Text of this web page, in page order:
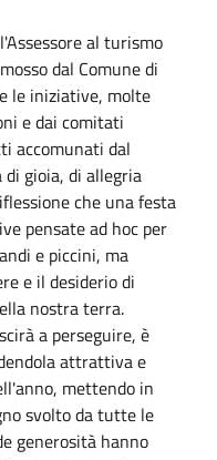
al turismo
dal Comune di
le iniziative, molte
e dai comitati
accomunati dal
gioia, di allegria
che una festa
pensate ad hoc per
e piccini, ma
e il desiderio di
nostra terra.
a perseguire, è
attrattiva e
mettendo in
svolto da tutte le
generosità hanno